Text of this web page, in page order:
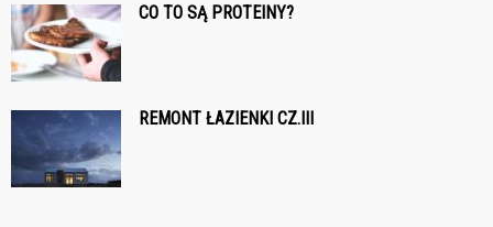
CO TO SĄ PROTEINY?
REMONT ŁAZIENKI CZ.III